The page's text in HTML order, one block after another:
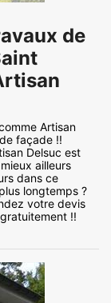
de
Artisan
façade !!
Delsuc est
ailleurs
dans ce
longtemps ?
votre devis
!!